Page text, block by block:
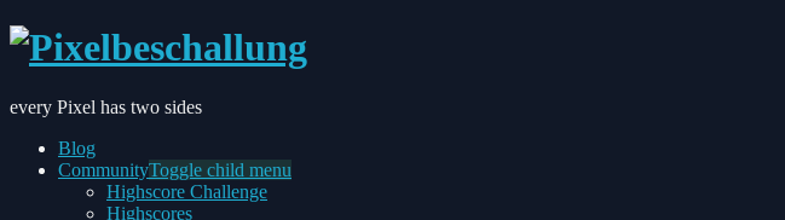
every Pixel has two sides
Blog
CommunityToggle child menu
Highscore Challenge
Highscores